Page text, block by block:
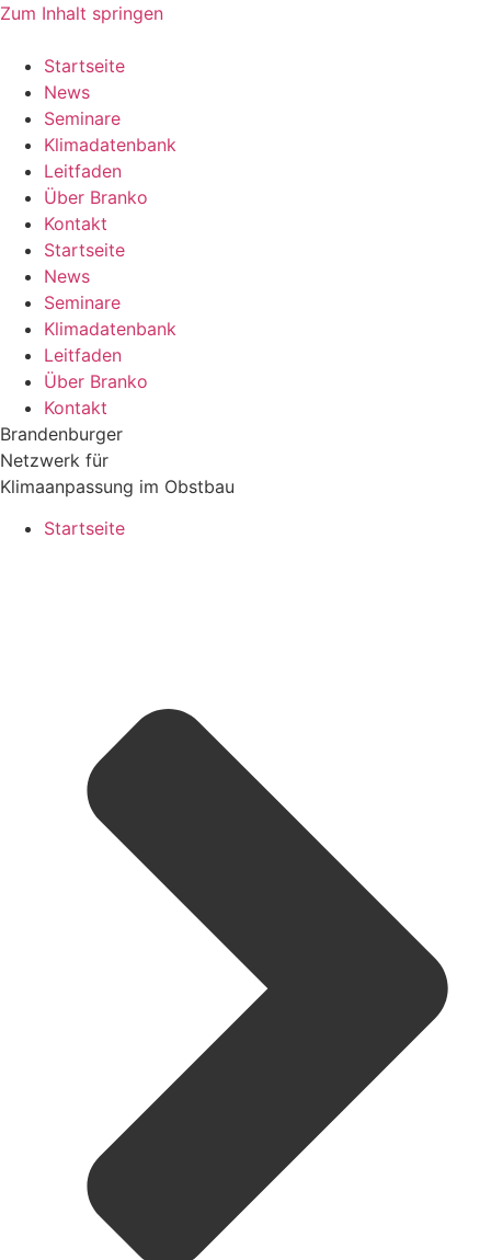
Zum Inhalt springen
Startseite
News
Seminare
Klimadatenbank
Leitfaden
Über Branko
Kontakt
Startseite
News
Seminare
Klimadatenbank
Leitfaden
Über Branko
Kontakt
Brandenburger
Netzwerk für
Klimaanpassung im Obstbau
Startseite